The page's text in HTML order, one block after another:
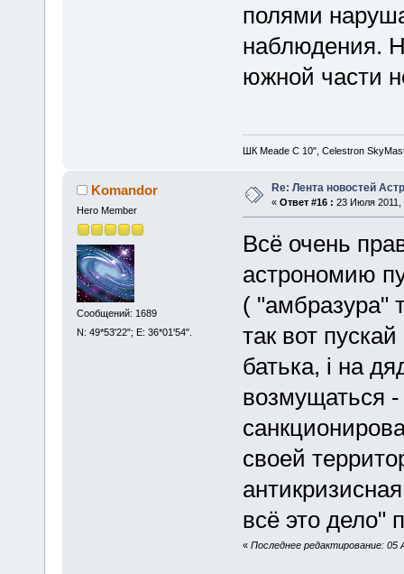
полями
наблюдения.
южной части
ШК Meade С 10", Celestron
Komandor
Hero Member
Сообщений: 1689
N: 49*53'22"; E: 36*01'54".
Re: Лента новостей
« Ответ #16 : 23 Июля 2011,
Всё очень
астрономию
( "амбразура"
так вот пускай
батька, і на
возмущаться
своей
всё это дело"
« Последнее редактирование: 05